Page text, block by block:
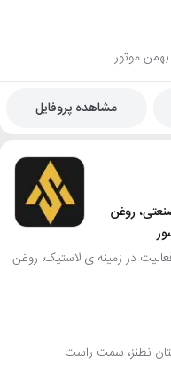
بهمن موتور
مشاهده پروفایل
روغن
50 سال سابقه ی فعالیت در زمینه ی لاستیک، روغن
نطنز، سمت راست